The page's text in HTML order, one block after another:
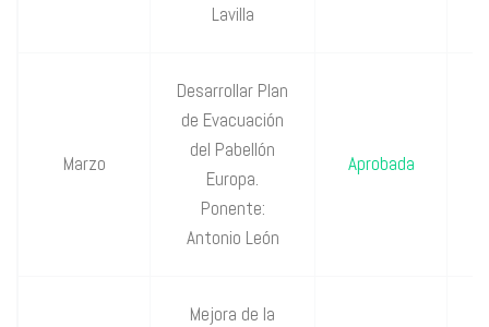
Lavilla
Marzo
Desarrollar Plan
de Evacuación
del Pabellón
Europa.
Ponente:
Antonio León
Aprobada
Mejora de la